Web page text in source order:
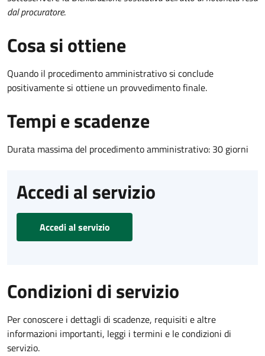
dal procuratore.
Cosa si ottiene
Quando il procedimento amministrativo si conclude
positivamente si ottiene un provvedimento finale.
Tempi e scadenze
Durata massima del procedimento amministrativo: 30 giorni
Accedi al servizio
Accedi al servizio
Condizioni di servizio
Per conoscere i dettagli di scadenze, requisiti e altre
informazioni importanti, leggi i termini e le condizioni di
servizio.